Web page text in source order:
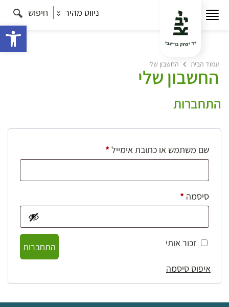
ניווט מהיר חיפוש
עמוד הבית החשבון שלי
החשבון שלי
התחברות
שם משתמש או כתובת אימייל*חובה
סיסמה *חובה
זכור אותי
התחברות
איפוס סיסמה